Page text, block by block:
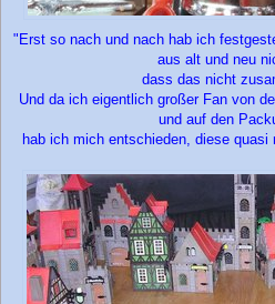
"Erst so nach und nach hab ich
aus alt und neu
dass das nicht
Und da ich eigentlich großer Fan von
und auf den
hab ich mich entschieden, diese